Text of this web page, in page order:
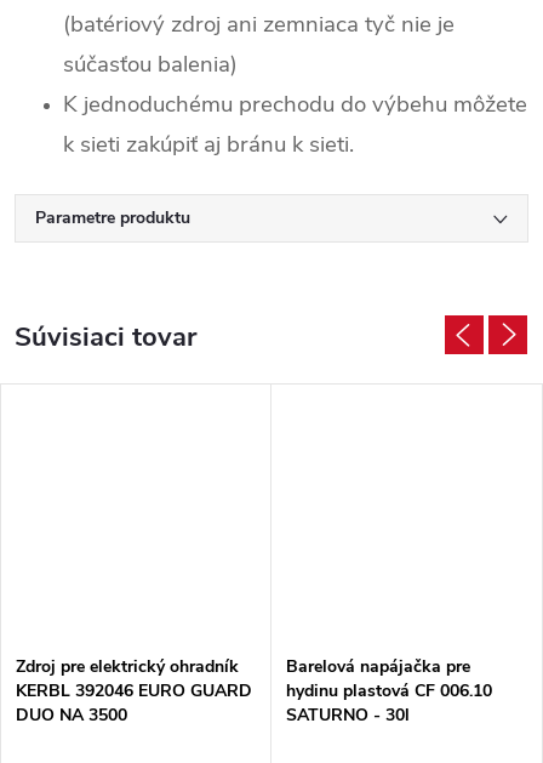
(batériový zdroj ani zemniaca tyč nie je
súčasťou balenia)
K jednoduchému prechodu do výbehu môžete
k sieti zakúpiť aj bránu k sieti.
Parametre produktu
Súvisiaci tovar
Zdroj pre elektrický ohradník
KERBL 392046 EURO GUARD
DUO NA 3500
Barelová napájačka pre
hydinu plastová CF 006.10
SATURNO - 30l